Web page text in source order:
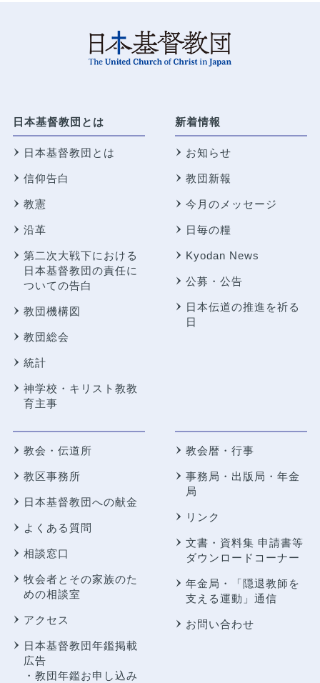
日本基督教団とは
日本基督教団とは
信仰告白
教憲
沿革
第二次大戦下における
日本基督教団の責任に
ついての告白
教団機構図
教団総会
統計
神学校・キリスト教教
育主事
新着情報
お知らせ
教団新報
今月のメッセージ
日毎の糧
Kyodan News
公募・公告
日本伝道の推進を祈る
日
教会・伝道所
教区事務所
日本基督教団への献金
よくある質問
相談窓口
牧会者とその家族のた
めの相談室
アクセス
日本基督教団年鑑掲載
広告
・教団年鑑お申し込み
教会暦・行事
事務局・出版局・年金
局
リンク
文書・資料集 申請書等
ダウンロードコーナー
年金局・
「隠退教師を
支える運動」通信
お問い合わせ